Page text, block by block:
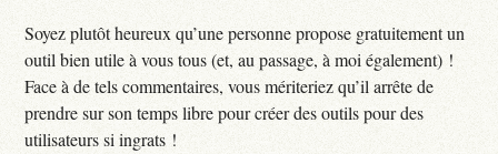
Soyez plutôt heureux qu’une personne propose gratuitement un
outil bien utile à vous tous (et, au passage, à moi également) !
Face à de tels commentaires, vous mériteriez qu’il arrête de
prendre sur son temps libre pour créer des outils pour des
utilisateurs si ingrats !